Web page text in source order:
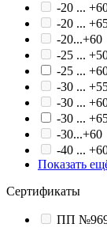
-20 ...
-20 ...
-20...+60
-25 ...
-25 ...
-30 ...
-30 ...
-30 ...
-30...+60
-40 ...
Показать
Сертификаты
ПП